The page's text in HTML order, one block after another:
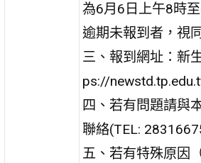
為6月6日上午8時
逾期未報到者，視
三、報到網址：新
ps://
四、若有問題請與
聯絡(TEL:
五、若有特殊原因